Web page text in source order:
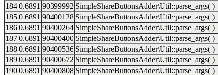
184 0.6891 90399992 SimpleShareButtonsAdder\Util::parse_args( )
185 0.6891 90400128 SimpleShareButtonsAdder\Util::parse_args( )
186 0.6891 90400264 SimpleShareButtonsAdder\Util::parse_args( )
187 0.6891 90400400 SimpleShareButtonsAdder\Util::parse_args( )
188 0.6891 90400536 SimpleShareButtonsAdder\Util::parse_args( )
189 0.6891 90400672 SimpleShareButtonsAdder\Util::parse_args( )
190 0.6891 90400808 SimpleShareButtonsAdder\Util::parse_args( )